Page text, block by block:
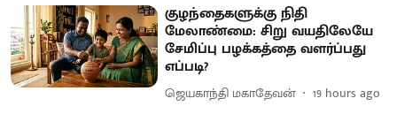
குழந்தைகளுக்கு நிதி
மேலாண்மை: சிறு வயதிலேயே
சேமிப்பு பழக்கத்தை வளர்ப்பது
எப்படி?
ஜெயகாந்தி மகாதேவன் 19 hours ago